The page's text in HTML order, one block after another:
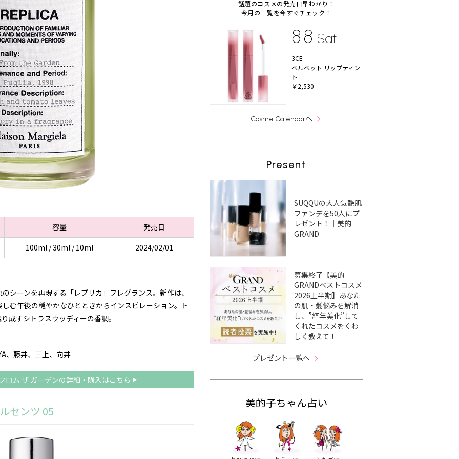
容量
発売日
100ml / 30ml / 10ml
2024/02/01
シーンを再現する「レプリカ」フレグランス。新作は、
む午後の穏やかなひとときからインスピレーション。ト
成すシトラスウッディーの香調。
、藤井、三上、向井
ロム ザ ガーデンの詳細・購入はこちら
センツ 05
話題のコスメの発売日早わかり！
今月の一覧を今すぐチェック！
8.8 Sat
3CE
ベルベット リップティン
ト
￥2,530
Cosme Calendarへ
Present
SUQQUの大人気艶肌
ファンデを50人にプ
レゼント！｜美的
GRAND
募集終了【美的
GRANDベストコスメ
2026上半期】あなた
の肌・髪悩みを解消
し、”経年美化”して
くれたコスメをくわ
しく教えて！
プレゼント一覧へ
美的子ちゃん占い